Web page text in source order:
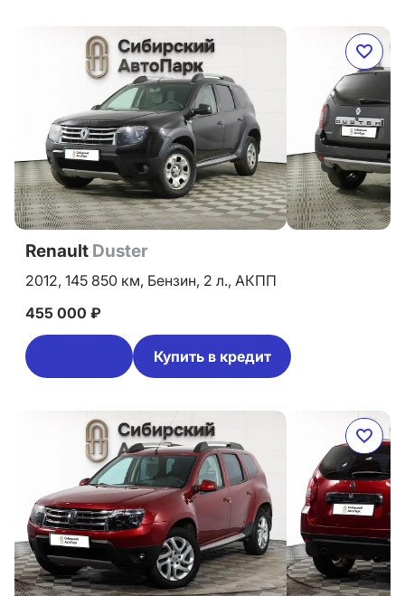
Renault Duster
2012, 145 850 км, Бензин, 2 л., АКПП
455 000 ₽
Купить в кредит